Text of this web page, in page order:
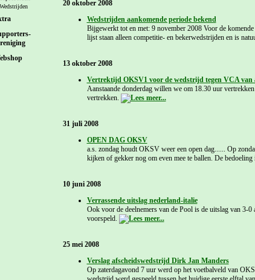
Wedstrijden
20 oktober 2008
Wedstrijden aankomende periode bekend
Bijgewerkt tot en met: 9 november 2008 Voor de
lijst staan alleen competitie- en bekerwedstrijden en is
13 oktober 2008
Vertrektijd OKSV1 voor de wedstrijd tegen VCA van
Aanstaande donderdag willen we om 18.30 uur
vertrekken.
31 juli 2008
OPEN DAG OKSV
a.s. zondag houdt OKSV weer een open dag...... Op
kijken of gekker nog om even mee te ballen. De bedoeling
10 juni 2008
Verrassende uitslag nederland-italie
Ook voor de deelnemers van de Pool is de uitslag van 3-
voorspeld.
25 mei 2008
Verslag afscheidswedstrijd Dirk Jan Manders
Op zaterdagavond 7 uur werd op het voetbalveld van